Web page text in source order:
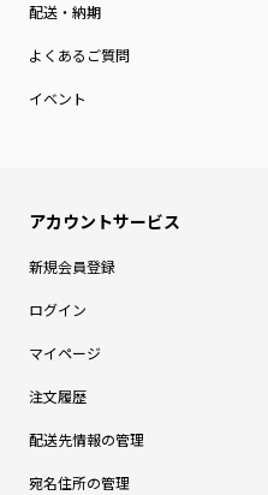
配送・納期
よくあるご質問
イベント
新規会員登録
ログイン
マイページ
注文履歴
配送先情報の管理
宛名住所の管理